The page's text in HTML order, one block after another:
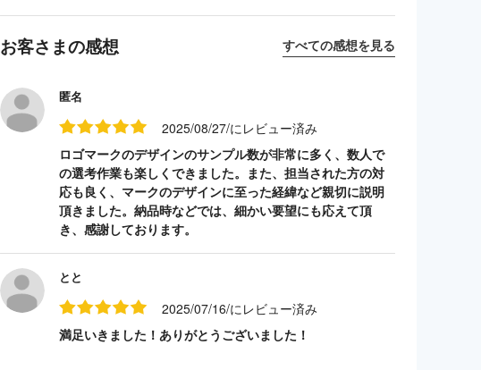
お客さまの感想 すべての感想を見る
匿名
2025/08/27/にレビュー済み
ロゴマークのデザインのサンプル数が非常に多く、数人で
の選考作業も楽しくできました。また、担当された方の対
応も良く、マークのデザインに至った経緯など親切に説明
頂きました。納品時などでは、細かい要望にも応えて頂
き、感謝しております。
とと
2025/07/16/にレビュー済み
満足いきました！ありがとうございました！